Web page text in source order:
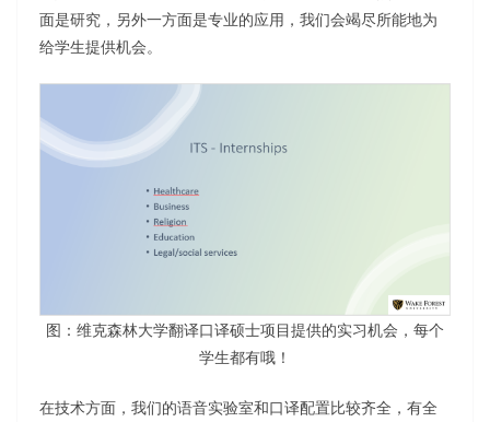
面是研究，另外一方面是专业的应用，我们会竭尽所能地为
给学生提供机会。
图：维克森林大学翻译口译硕士项目提供的实习机会，每个
学生都有哦！
在技术方面，我们的语音实验室和口译配置比较齐全，有全